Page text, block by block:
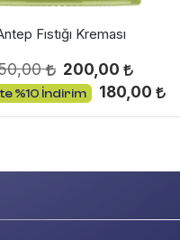
Fıstığı Kreması
200,00
%10 İndirim 180,00